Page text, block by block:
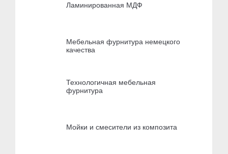
Ламинированная МДФ
Мебельная фурнитура немецкого
качества
Технологичная мебельная
фурнитура
Мойки и смесители из композита